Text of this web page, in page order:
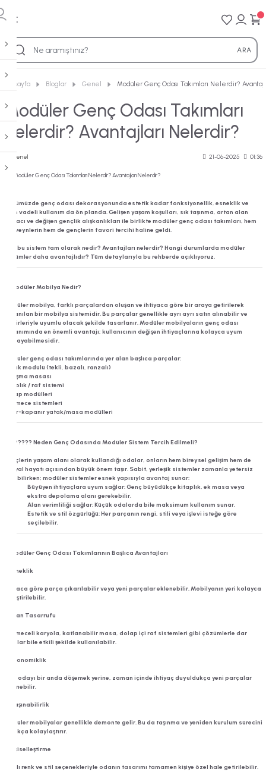
Geri
Tesla
Bohemsoft
Alya
Bella
Lion
Ruby
Evon
Nora
Skate
Juliet
Geri
Bohemsoft Çocuk
Gloria Çocuk
Alegra Çocuk
Bella Çocuk
Alya Çocuk
Nora Çocuk
Skate Çocuk
Skate Bebek
Geri
Tesla Ranza
Alegra Ranza
Bella Ranza
Ferro Krem
Joker Beyaz
Joker Ceviz
Geri
Dolaplar
Karyolalar
Şifonyerler
Komodinler
Baza Başlıkları
Bazalar
Beşikler
Bebek Karyolaları
Oyuncak Kutusu
Geri
Yatak Örtüleri
Nevresim Takımları
Battaniyeler
Cibinlikler
Uyku Setleri
Yataklar
Halılar
Sandalyeler
Puflar
Boy Aynalar
Tabure ve Masa
Yastık Kılıfı
ARA
Anasayfa Bloglar Genel Modüler Genç Odası Takımları Nelerdir?
Modüler Genç Odası Takımları
Nelerdir? Avantajları Nelerdir?
Genel 21-06-2025 01:36
Günümüzde genç odası dekorasyonunda estetik kadar fonksiyonellik, esneklik ve
uzun vadeli kullanım da ön planda. Gelişen yaşam koşulları, sık taşınma, artan alan
ihtiyacı ve değişen gençlik alışkanlıkları ile birlikte modüler genç odası takımları, hem
ebeveynlerin hem de gençlerin favori tercihi haline geldi.
Peki bu sistem tam olarak nedir? Avantajları nelerdir? Hangi durumlarda modüler
çözümler daha avantajlıdır? Tüm detaylarıyla bu rehberde açıklıyoruz.
⚙️ Modüler Mobilya Nedir?
Modüler mobilya, farklı parçalardan oluşan ve ihtiyaca göre bir araya getirilerek
kullanılan bir mobilya sistemidir. Bu parçalar genellikle ayrı ayrı satın alınabilir ve
birbirleriyle uyumlu olacak şekilde tasarlanır. Modüler mobilyaların genç odası
kullanımında en önemli avantajı; kullanıcının değişen ihtiyaçlarına kolayca uyum
sağlayabilmesidir.
Modüler genç odası takımlarında yer alan başlıca parçalar:
Yatak modülü (tekli, bazalı, ranzalı)
Çalışma masası
Kitaplık / raf sistemi
Dolap modülleri
Çekmece sistemleri
Açılır-kapanır yatak/masa modülleri
????‍???? Neden Genç Odasında Modüler Sistem Tercih Edilmeli?
Gençlerin yaşam alanı olarak kullandığı odalar, onların hem bireysel gelişim hem de
sosyal hayatı açısından büyük önem taşır. Sabit, yerleşik sistemler zamanla yetersiz
kalabilirken; modüler sistemler esnek yapısıyla avantaj sunar:
Büyüyen ihtiyaçlara uyum sağlar: Genç büyüdükçe kitaplık, ek masa veya
ekstra depolama alanı gerekebilir.
Alan verimliliği sağlar: Küçük odalarda bile maksimum kullanım sunar.
Estetik ve stil özgürlüğü: Her parçanın rengi, stili veya işlevi isteğe göre
seçilebilir.
✅ Modüler Genç Odası Takımlarının Başlıca Avantajları
1. Esneklik
İhtiyaca göre parça çıkarılabilir veya yeni parçalar eklenebilir. Mobilyanın yeri kolayca
değiştirilebilir.
2. Alan Tasarrufu
Çekmeceli karyola, katlanabilir masa, dolap içi raf sistemleri gibi çözümlerle dar
alanlar bile etkili şekilde kullanılabilir.
3. Ekonomiklik
Tüm odayı bir anda döşemek yerine, zaman içinde ihtiyaç duyuldukça yeni parçalar
eklenebilir.
4. Taşınabilirlik
Modüler mobilyalar genellikle demonte gelir. Bu da taşınma ve yeniden kurulum sürecini
oldukça kolaylaştırır.
5. Kişiselleştirme
Farklı renk ve stil seçenekleriyle odanın tasarımı tamamen kişiye özel hale getirilebilir.